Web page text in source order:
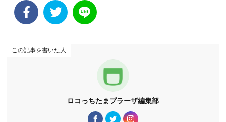
この記事を書いた人
ロコっちたまプラーザ編集部